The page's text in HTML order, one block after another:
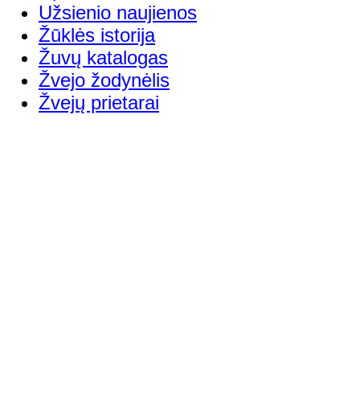
Užsienio naujienos
Žūklės istorija
Žuvų katalogas
Žvejo žodynėlis
Žvejų prietarai